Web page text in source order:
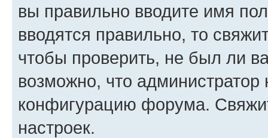
вы правильно вводите имя
вводятся правильно, то
чтобы проверить, не был ли
возможно, что администратор
конфигурацию форума.
настроек.